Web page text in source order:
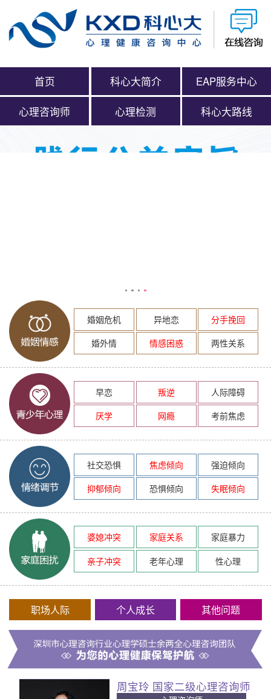
首页 科心大简介 EAP服务中心
心理咨询师 心理检测 科心大路线
婚姻危机 异地恋
分手挽回
婚外情
情感困惑 两性关系
早恋 叛逆
人际障碍
厌学
网瘾 考前焦虑
社交恐惧 焦虑倾向
强迫倾向
抑郁倾向
恐惧倾向 失眠倾向
婆媳冲突 家庭关系
家庭暴力
亲子冲突
老年心理 性心理
职场人际 个人成长 其他问题
周宝玲 国家二级心理咨询师